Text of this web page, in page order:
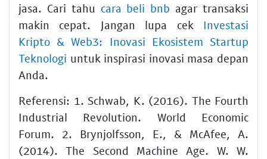
jasa. Cari tahu cara beli bnb agar transaksi
makin cepat. Jangan lupa cek Investasi
Kripto & Web3: Inovasi Ekosistem Startup
Teknologi untuk inspirasi inovasi masa depan
Anda.
Referensi: 1. Schwab, K. (2016). The Fourth
Industrial Revolution. World Economic
Forum. 2. Brynjolfsson, E., & McAfee, A.
(2014). The Second Machine Age. W. W.